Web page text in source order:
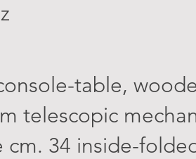
table,
telescopic
cm. 34 inside-